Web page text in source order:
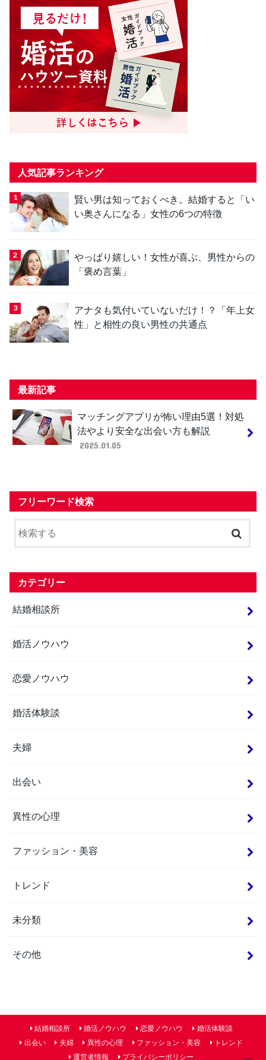
人気記事ランキング
賢い男は知っておくべき。結婚すると「い
い奥さんになる」女性の6つの特徴
やっぱり嬉しい！女性が喜ぶ、男性からの
「褒め言葉」
アナタも気付いていないだけ！？「年上女
性」と相性の良い男性の共通点
最新記事
マッチングアプリが怖い理由5選！対処
法やより安全な出会い方も解説
2025.01.05
フリーワード検索
カテゴリー
結婚相談所
婚活ノウハウ
恋愛ノウハウ
婚活体験談
夫婦
出会い
異性の心理
ファッション・美容
トレンド
未分類
その他
結婚相談所 婚活ノウハウ 恋愛ノウハウ
婚活体験談
出会い
夫婦 異性の心理 ファッション・美容
トレンド
運営者情報
プライバシーポリシー